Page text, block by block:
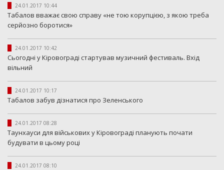
24.01.2017 10:44
Табалов вважає свою справу «не тою корупцією, з якою треба
серйозно боротися»
24.01.2017 10:42
Сьогодні у Кіровограді стартував музичний фестиваль. Вхід
вільний
24.01.2017 10:17
Табалов забув дізнатися про Зеленського
24.01.2017 08:28
Таунхауси для військових у Кіровограді планують почати
будувати в цьому році
24.01.2017 08:10